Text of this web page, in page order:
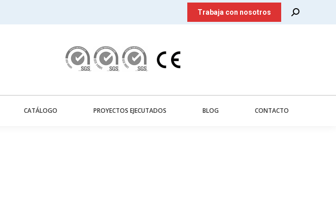
Trabaja con nosotros Search:
CATÁLOGO PROYECTOS EJECUTADOS BLOG CONTACTO